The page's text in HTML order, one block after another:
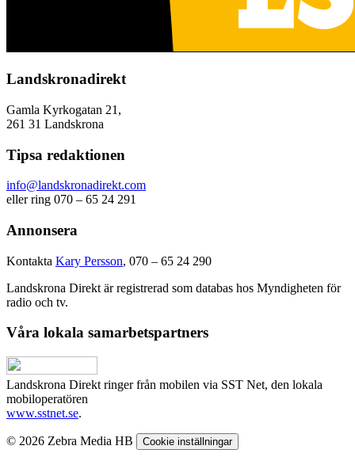
Landskronadirekt
Gamla Kyrkogatan 21,
261 31 Landskrona
Tipsa redaktionen
info@landskronadirekt.com
eller ring 070 – 65 24 291
Annonsera
Kontakta Kary Persson, 070 – 65 24 290
Landskrona Direkt är registrerad som databas hos Myndigheten för
radio och tv.
Våra lokala samarbetspartners
Landskrona Direkt ringer från mobilen via SST Net, den lokala
mobiloperatören
www.sstnet.se.
© 2026 Zebra Media HB Cookie inställningar